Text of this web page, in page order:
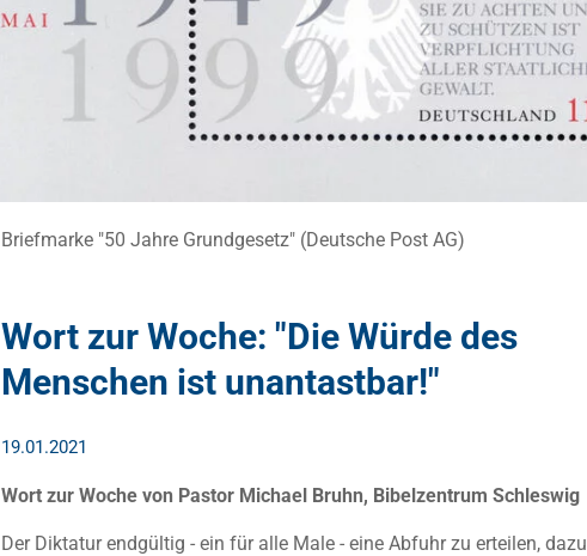
Briefmarke "50 Jahre Grundgesetz" (Deutsche Post AG)
Wort zur Woche: "Die Würde des
Menschen ist unantastbar!"
19.01.2021
Wort zur Woche von Pastor Michael Bruhn, Bibelzentrum Schleswig
Der Diktatur endgültig - ein für alle Male - eine Abfuhr zu erteilen, dazu